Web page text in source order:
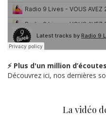
⚡ Plus d'un million
Découvrez ici, nos dernières
La vidéo